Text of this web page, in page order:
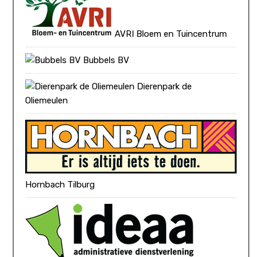
AVRI Bloem en Tuincentrum
Bubbels BV
Dierenpark de
Oliemeulen
Hornbach Tilburg